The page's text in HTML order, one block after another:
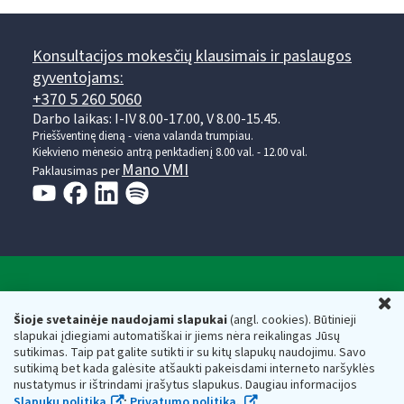
Šioje svetainėje naudojami slapukai(angl. cookies). Būtinieji
slapukai įdiegiami automatiškai ir jiems nėra reikalingas Jūsų
sutikimas. Taip pat galite sutikti ir su kitų slapukų naudojimu. Savo
sutikimą bet kada galėsite atšaukti pakeisdami interneto naršyklės
nustatymus ir ištrindami įrašytus slapukus. Daugiau informacijos
Konsultacijos mokesčių klausimais ir paslaugos
gyventojams:
+370 5 260 5060
Darbo laikas: I-IV 8.00-17.00, V 8.00-15.45.
Prieššventinę dieną - viena valanda trumpiau.
Kiekvieno mėnesio antrą penktadienį 8.00 val. - 12.00 val.
Paklausimas per Mano VMI
Respublikos finansų ministerijos
Biudžetinė įstaiga. Juridinio asmens kodas — 188659752,
adresas: Vasario 16-osios g. 14, 01107 Vilnius, Lietuva, el.paštas:
vmi@vmi.lt, E. pristatymo dėžutės adresas 188659752
Duomenys apie Valstybinę mokesčių inspekciją prie Lietuvos